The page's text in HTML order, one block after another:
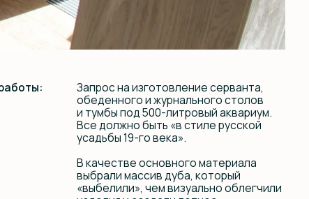
«выбелили», чем визуально облегчили
изделия и создали летнее
тумба не выглядела тяжеловесной.
Заказчик остался доволен, выполнили
все в соответствии с ожиданиями.